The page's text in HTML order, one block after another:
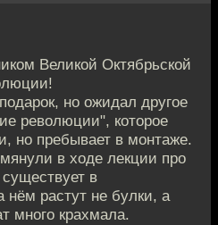
Великой Октябрьской
но ожидал другое
революции", которое
но пребывает в монтаже.
в ходе лекции про
в
нём растут не булки, а
много крахмала.